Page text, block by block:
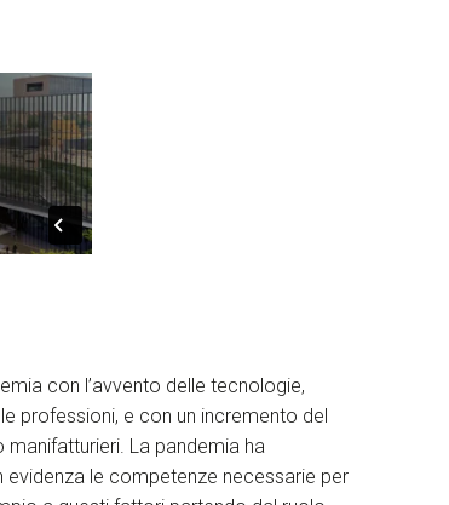
con l’avvento delle tecnologie,
professioni, e con un incremento del
manifatturieri. La pandemia ha
le competenze necessarie per